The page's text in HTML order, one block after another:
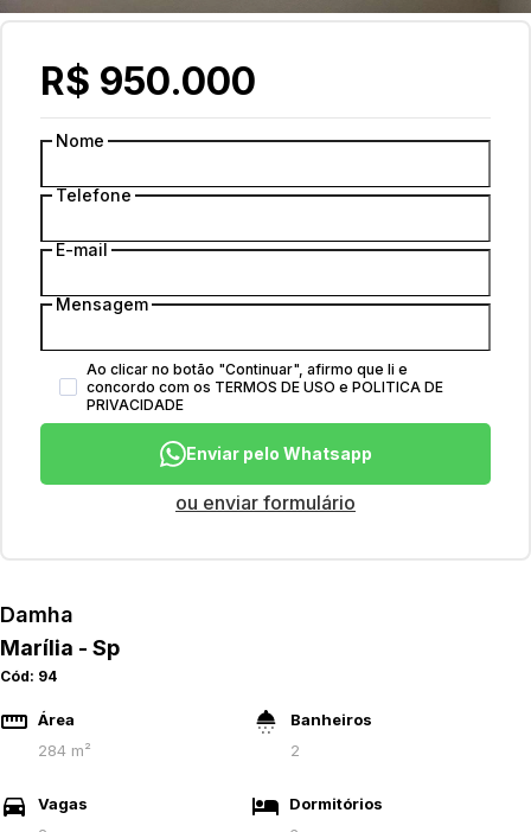
Damha
Marília - Sp
Cód: 94
Área
284 m²
Banheiros
2
Vagas
Dormitórios
R$ 950.000
Nome
Telefone
E-mail
Mensagem
Ao clicar no botão "Continuar", afirmo que li e
concordo com os TERMOS DE USO e POLITICA DE
PRIVACIDADE
Enviar pelo Whatsapp
ou enviar formulário